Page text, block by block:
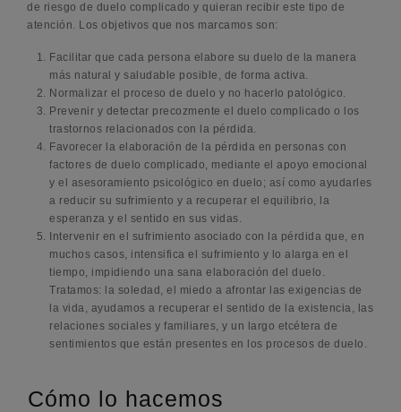
de riesgo de duelo complicado y quieran recibir este tipo de
atención. Los objetivos que nos marcamos son:
Facilitar que cada persona elabore su duelo de la manera
más natural y saludable posible, de forma activa.
Normalizar el proceso de duelo y no hacerlo patológico.
Prevenir y detectar precozmente el duelo complicado o los
trastornos relacionados con la pérdida.
Favorecer la elaboración de la pérdida en personas con
factores de duelo complicado, mediante el apoyo emocional
y el asesoramiento psicológico en duelo; así como ayudarles
a reducir su sufrimiento y a recuperar el equilibrio, la
esperanza y el sentido en sus vidas.
Intervenir en el sufrimiento asociado con la pérdida que, en
muchos casos, intensifica el sufrimiento y lo alarga en el
tiempo, impidiendo una sana elaboración del duelo.
Tratamos: la soledad, el miedo a afrontar las exigencias de
la vida, ayudamos a recuperar el sentido de la existencia, las
relaciones sociales y familiares, y un largo etcétera de
sentimientos que están presentes en los procesos de duelo.
Cómo lo hacemos